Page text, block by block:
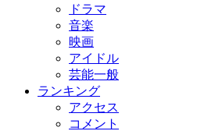
ドラマ
音楽
映画
アイドル
芸能一般
ランキング
アクセス
コメント